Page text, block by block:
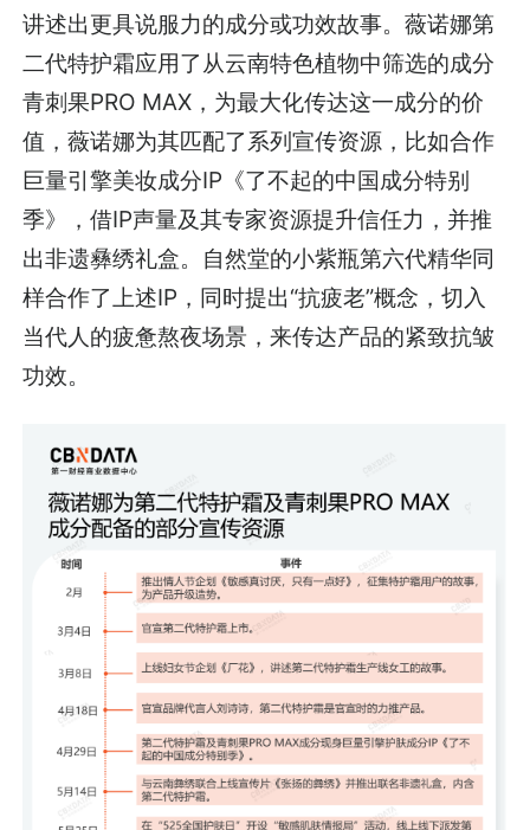
讲述出更具说服力的成分或功效故事。薇诺娜第
二代特护霜应用了从云南特色植物中筛选的成分
青刺果PRO MAX，为最大化传达这一成分的价
值，薇诺娜为其匹配了系列宣传资源，比如合作
巨量引擎美妆成分IP《了不起的中国成分特别
季》，借IP声量及其专家资源提升信任力，并推
出非遗彝绣礼盒。自然堂的小紫瓶第六代精华同
样合作了上述IP，同时提出“抗疲老”概念，切入
当代人的疲惫熬夜场景，来传达产品的紧致抗皱
功效。